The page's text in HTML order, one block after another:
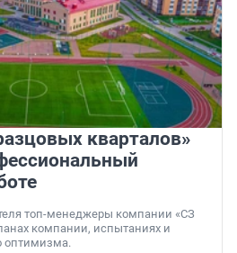
кварталов»
топ-менеджеры компании «СЗ
компании, испытаниях и
оптимизма.